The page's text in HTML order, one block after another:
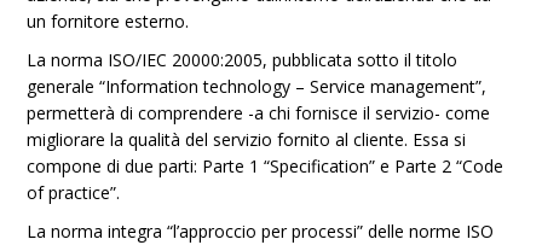
un fornitore esterno.
La norma ISO/IEC 20000:2005, pubblicata sotto il titolo
generale “Information technology – Service management”,
permetterà di comprendere -a chi fornisce il servizio- come
migliorare la qualità del servizio fornito al cliente. Essa si
compone di due parti: Parte 1 “Specification” e Parte 2 “Code
of practice”.
La norma integra “l’approccio per processi” delle norme ISO